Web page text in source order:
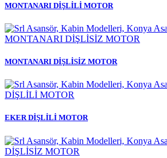
MONTANARI DİŞLİLİ MOTOR
MONTANARI DİŞLİSİZ MOTOR
EKER DİŞLİLİ MOTOR